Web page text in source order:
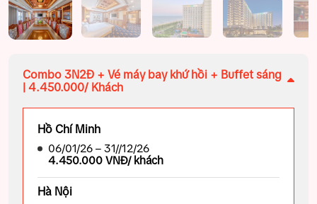
Combo 3N2Đ + Vé máy bay khứ hồi + Buffet sáng
| 4.450.000/ Khách
Hồ Chí Minh
06/01/26 – 31//12/26
4.450.000 VNĐ/ khách
Hà Nội